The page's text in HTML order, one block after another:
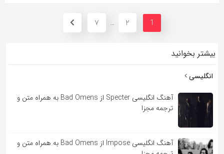
1
2
…
7
بیشتر بخوانید
انگلیسی
آهنگ انگلیسی Specter از Bad Omens به همراه متن و
ترجمه مجزا
آهنگ انگلیسی Impose از Bad Omens به همراه متن و